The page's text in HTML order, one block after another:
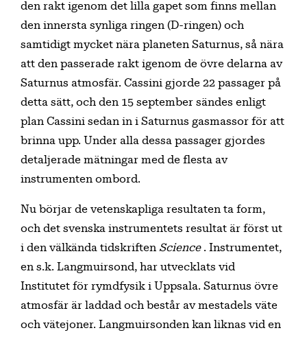
den rakt igenom det lilla gapet som finns mellan
den innersta synliga ringen (D-ringen) och
samtidigt mycket nära planeten Saturnus, så nära
att den passerade rakt igenom de övre delarna av
Saturnus atmosfär. Cassini gjorde 22 passager på
detta sätt, och den 15 september sändes enligt
plan Cassini sedan in i Saturnus gasmassor för att
brinna upp. Under alla dessa passager gjordes
detaljerade mätningar med de flesta av
instrumenten ombord.
Nu börjar de vetenskapliga resultaten ta form,
och det svenska instrumentets resultat är först ut
i den välkända tidskriften Science. Instrumentet,
en s.k. Langmuirsond, har utvecklats vid
Institutet för rymdfysik i Uppsala. Saturnus övre
atmosfär är laddad och består av mestadels väte
och vätejoner. Langmuirsonden kan liknas vid en